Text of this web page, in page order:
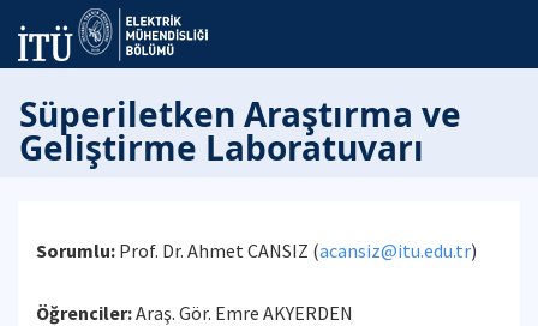
Süperiletken Araştırma ve
Geliştirme Laboratuvarı
Sorumlu: Prof. Dr. Ahmet CANSIZ (acansiz@itu.edu.tr)
Öğrenciler:Araş. Gör. Emre AKYERDEN